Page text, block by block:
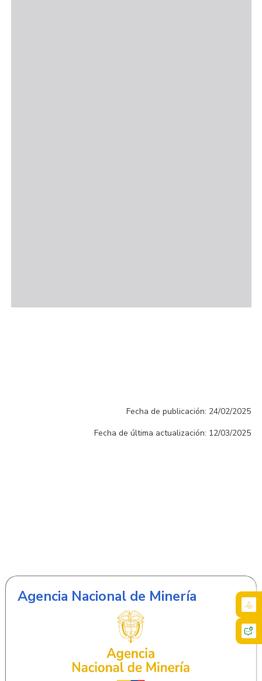
Fecha de publicación: 24/02/2025
Fecha de última actualización: 12/03/2025
Agencia Nacional de Minería